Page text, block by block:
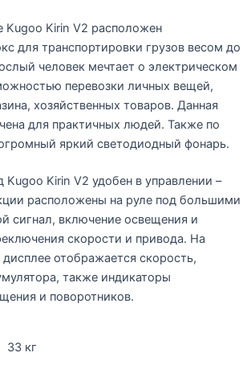
Kugoo Kirin V2 расположен
для транспортировки грузов весом до
человек мечтает о электрическом
перевозки личных вещей,
хозяйственных товаров. Данная
для практичных людей. Также по
яркий светодиодный фонарь.
Kugoo Kirin V2 удобен в управлении –
расположены на руле под большими
сигнал, включение освещения и
скорости и привода. На
отображается скорость,
также индикаторы
и поворотников.
33 кг